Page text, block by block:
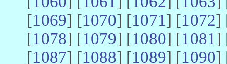
[1069] [1070] [1071] [1072]
[1078] [1079] [1080] [1081]
[1087] [1088] [1089] [1090]